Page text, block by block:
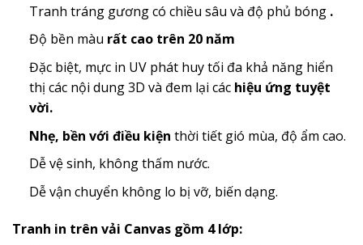
Tranh tráng gương có chiều sâu và độ phủ bóng .
Độ bền màu rất cao trên 20 năm
Đặc biệt, mực in UV phát huy tối đa khả năng hiển
thị các nội dung 3D và đem lại các hiệu ứng tuyệt
vời.
Nhẹ, bền với điều kiện thời tiết gió mùa, độ ẩm cao.
Dễ vệ sinh, không thấm nước.
Dễ vận chuyển không lo bị vỡ, biến dạng.
Tranh in trên vải Canvas gồm 4 lớp: